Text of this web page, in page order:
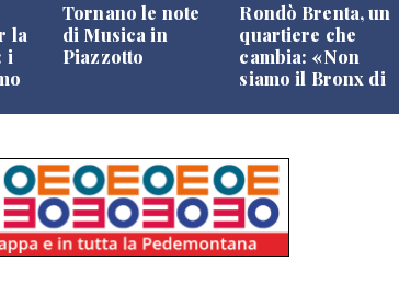
la
i
Tornano le note
di Musica in
Piazzotto
Rondò Brenta, un
quartiere che
cambia: «Non
siamo il Bronx di